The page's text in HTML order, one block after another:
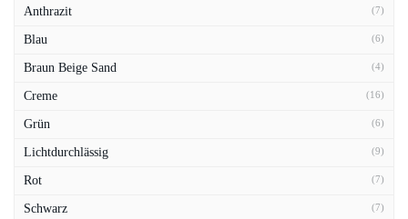
Anthrazit (7)
Blau (6)
Braun Beige Sand (4)
Creme (16)
Grün (6)
Lichtdurchlässig (9)
Rot (7)
Schwarz (7)